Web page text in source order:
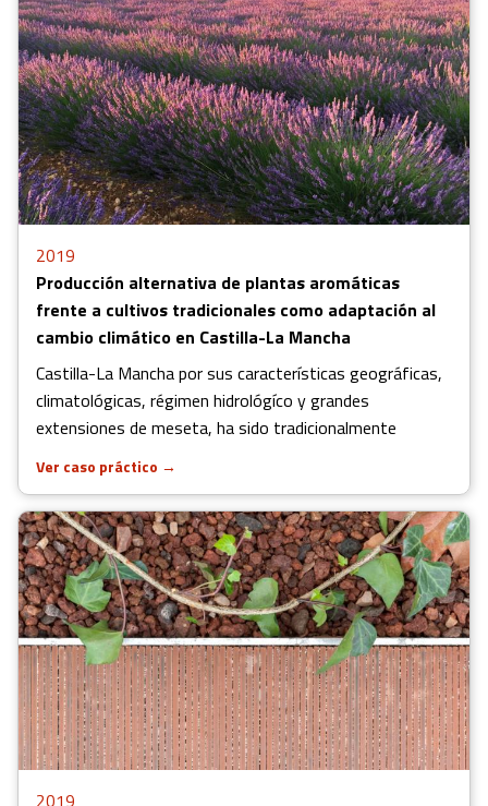
2019
Producción alternativa de plantas aromáticas
frente a cultivos tradicionales como adaptación al
cambio climático en Castilla-La Mancha
Castilla-La Mancha por sus características geográficas,
climatológicas, régimen hidrológíco y grandes
extensiones de meseta, ha sido tradicionalmente
Ver caso práctico →
2019